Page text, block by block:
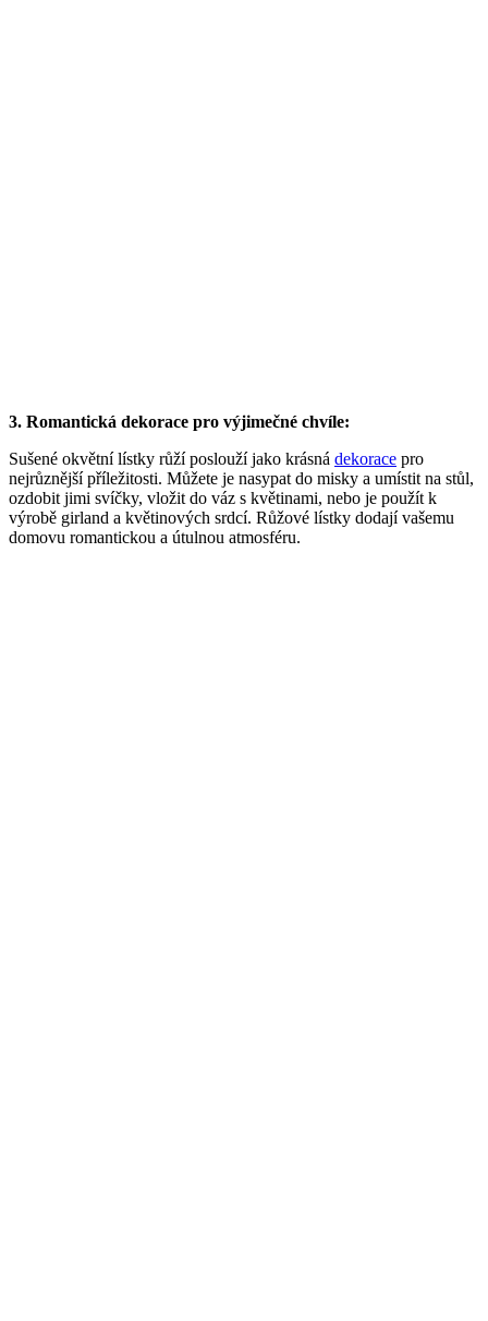
3. Romantická dekorace pro výjimečné chvíle:
Sušené okvětní lístky růží poslouží jako krásná dekorace pro
nejrůznější příležitosti. Můžete je nasypat do misky a umístit na stůl,
ozdobit jimi svíčky, vložit do váz s květinami, nebo je použít k
výrobě girland a květinových srdcí. Růžové lístky dodají vašemu
domovu romantickou a útulnou atmosféru.